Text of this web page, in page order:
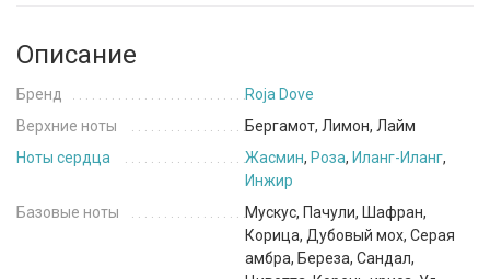
Описание
Бренд
Roja Dove
Верхние ноты
Бергамот, Лимон, Лайм
Ноты сердца
Жасмин, Роза, Иланг-Иланг,
Инжир
Базовые ноты
Мускус, Пачули, Шафран,
Корица, Дубовый мох, Серая
амбра, Береза, Сандал,